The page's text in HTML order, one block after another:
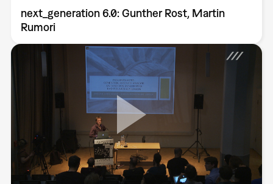
next_generation 6.0: Gunther Rost, Martin
Rumori